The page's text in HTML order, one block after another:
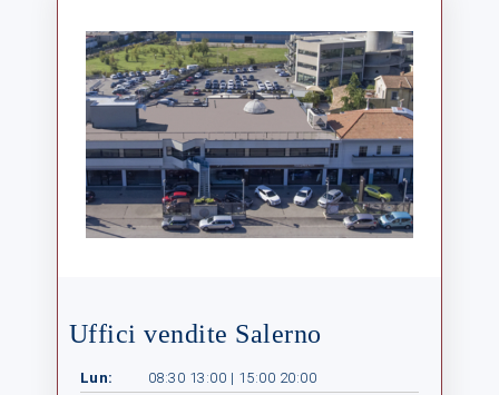
Uffici vendite Salerno
Lun: 08:30 13:00 | 15:00 20:00